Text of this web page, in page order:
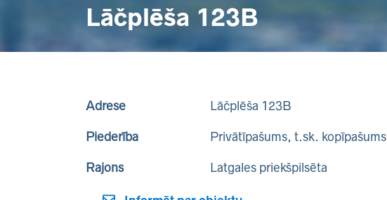
Lāčplēša 123B
Adrese Lāčplēša 123B
Piederība Privātīpašums, t.sk. kopīpašums
Rajons Latgales priekšpilsēta